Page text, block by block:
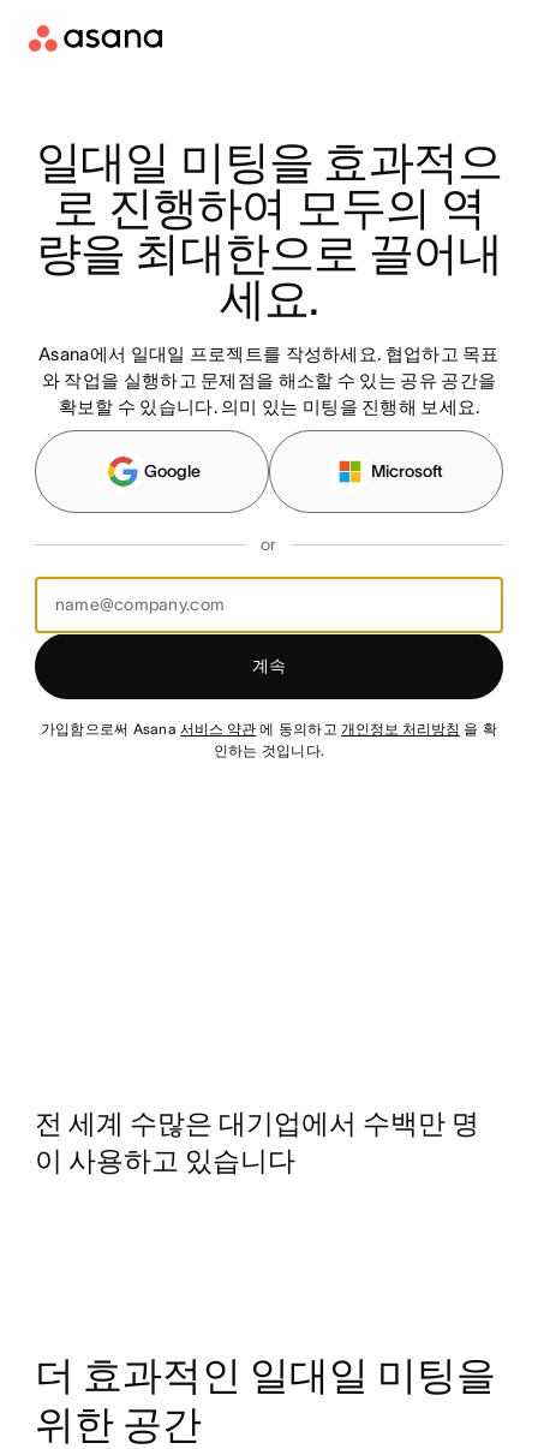
일대일 미팅을 효과적으
로 진행하여 모두의 역
량을 최대한으로 끌어내
세요.
Asana에서 일대일 프로젝트를 작성하세요. 협업하고 목표
와 작업을 실행하고 문제점을 해소할 수 있는 공유 공간을
확보할 수 있습니다. 의미 있는 미팅을 진행해 보세요.
Google Microsoft
or
계속
가입함으로써 Asana서비스 약관 에 동의하고 개인정보 처리방침 을 확
인하는 것입니다.
전 세계 수많은 대기업에서 수백만 명
이 사용하고 있습니다
더 효과적인 일대일 미팅을
위한 공간